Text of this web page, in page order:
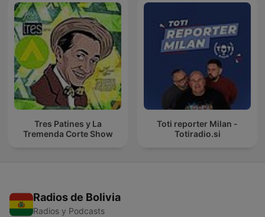
Tres Patines y La
Tremenda Corte Show
Toti reporter Milan -
Totiradio.si
Radios de Bolivia
Radios y Podcasts